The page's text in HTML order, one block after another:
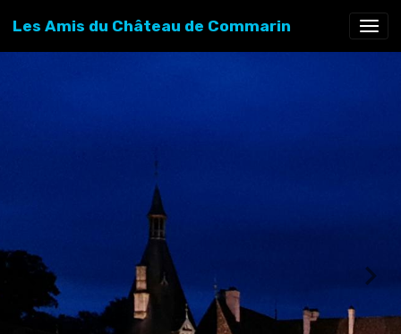
Les Amis du Château de Commarin